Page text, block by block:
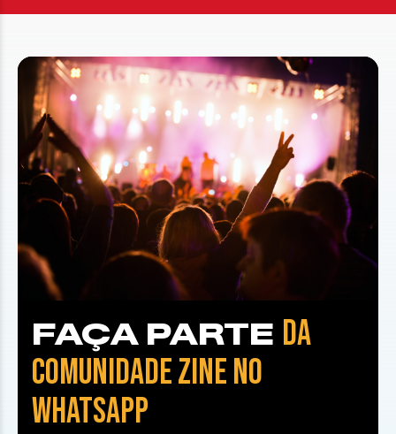
FAÇA PARTE DA
COMUNIDADE ZINE NO
WHATSAPP